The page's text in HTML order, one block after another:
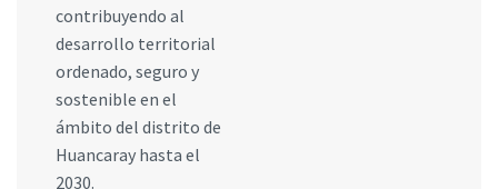
contribuyendo al
desarrollo territorial
ordenado, seguro y
sostenible en el
ámbito del distrito de
Huancaray hasta el
2030.